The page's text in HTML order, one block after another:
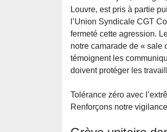
Louvre, est pris à partie
l’Union Syndicale CGT
fermeté cette agression.
notre camarade de « sale
témoignent les
doivent protéger les
Tolérance zéro avec
Renforçons notre